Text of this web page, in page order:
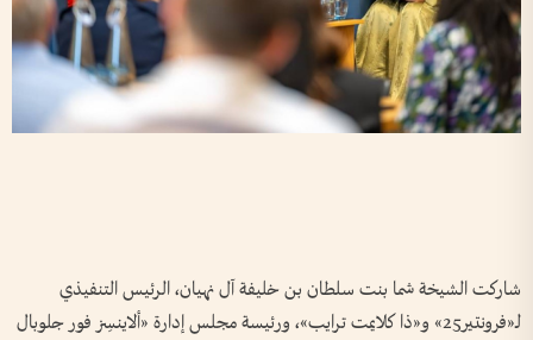
شاركت الشيخة شما بنت سلطان بن خليفة آل نهيان، الرئيس التنفيذي
لـ«فرونتير25» و«ذا كلايمت ترايب»، ورئيسة مجلس إدارة «ألاينسِز فور جلوبال